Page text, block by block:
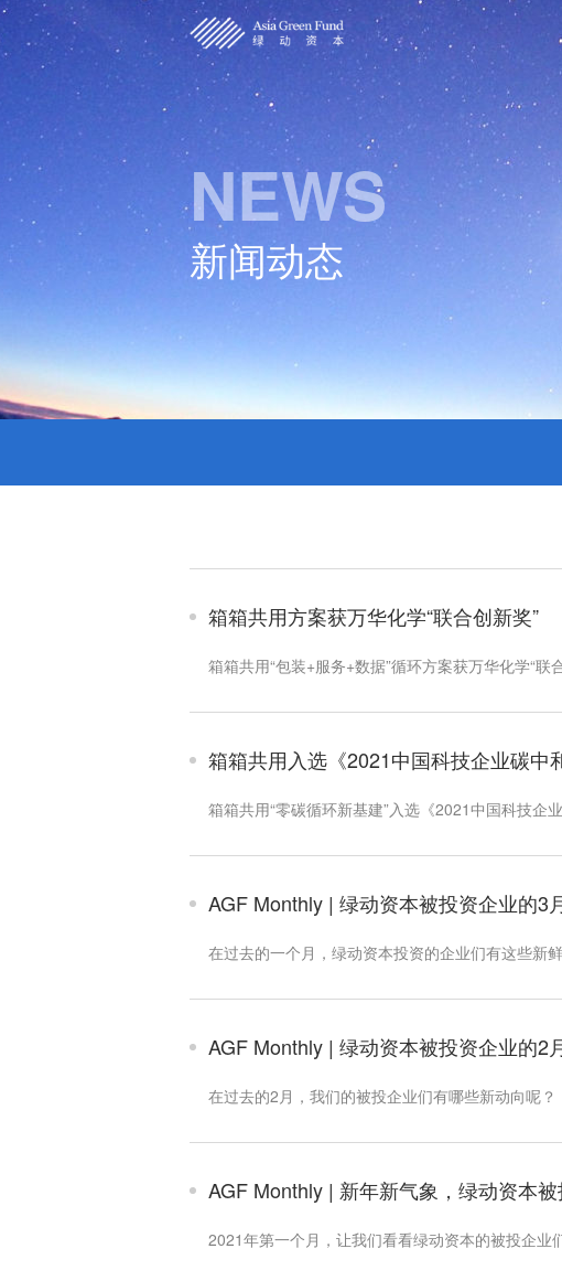
首页
关于我们
核心团队
被投企业
新闻动态
NEWS
新闻动态
箱箱共用方案获万华化学“联合创新奖”
箱箱共用“包装+服务+数据”循环方案获万华化学“联
箱箱共用入选《2021中国科技企业碳中
箱箱共用“零碳循环新基建”入选《2021中国科技企
AGF Monthly | 绿动资本被投资企业的3
在过去的一个月，绿动资本投资的企业们有这些新鲜
AGF Monthly | 绿动资本被投资企业的2
在过去的2月，我们的被投企业们有哪些新动向呢？
AGF Monthly | 新年新气象，绿动资本
2021年第一个月，让我们看看绿动资本的被投企业